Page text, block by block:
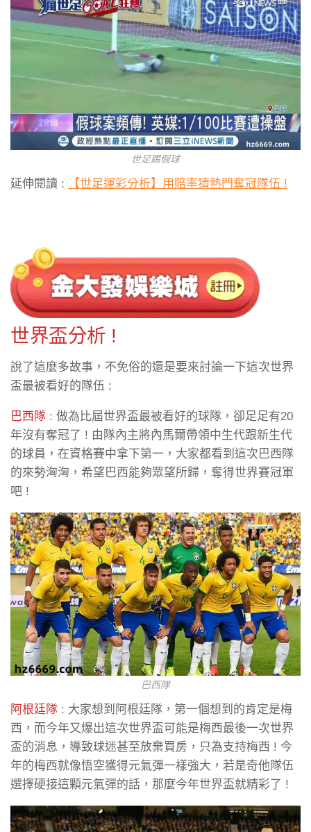
世足踢假球
延伸閱讀 : 【世足運彩分析】用賠率猜熱門奪冠隊伍 !
世界盃分析 !
說了這麼多故事，不免俗的還是要來討論一下這次世界
盃最被看好的隊伍 :
巴西隊 : 做為比屆世界盃最被看好的球隊，卻足足有20
年沒有奪冠了 ! 由隊內主將內馬爾帶領中生代跟新生代
的球員，在資格賽中拿下第一，大家都看到這次巴西隊
的來勢洶洶，希望巴西能夠眾望所歸，奪得世界賽冠軍
吧 !
巴西隊
阿根廷隊 : 大家想到阿根廷隊，第一個想到的肯定是梅
西，而今年又爆出這次世界盃可能是梅西最後一次世界
盃的消息，導致球迷甚至放棄買房，只為支持梅西 ! 今
年的梅西就像悟空獲得元氣彈一樣強大，若是奇他隊伍
選擇硬接這顆元氣彈的話，那麼今年世界盃就精彩了 !